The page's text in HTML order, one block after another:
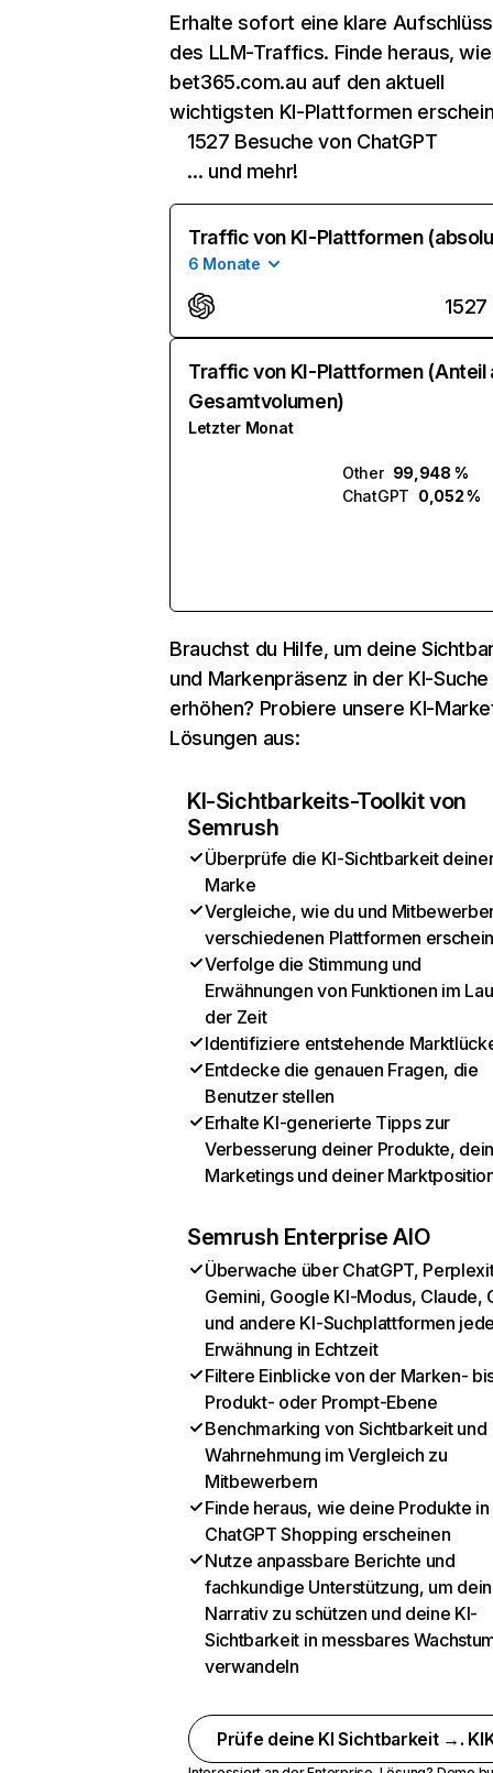
Erhalte sofort eine klare
des LLM-Traffics. Finde heraus, wie
bet365.com.au auf den aktuell
wichtigsten KI-Plattformen
1527 Besuche von ChatGPT
… und mehr!
Traffic von KI-Plattformen
6 Monate
1527
Traffic von KI-Plattformen (Anteil
Gesamtvolumen)
Letzter Monat
Other 99,948 %
ChatGPT 0,052 %
Brauchst du Hilfe, um deine
und Markenpräsenz in der KI-Suche
erhöhen? Probiere unsere KI-
Lösungen aus:
KI-Sichtbarkeits-Toolkit von
Semrush
Überprüfe die KI-Sichtbarkeit
Marke
Vergleiche, wie du und
verschiedenen Plattformen
Verfolge die Stimmung und
Erwähnungen von Funktionen im
der Zeit
Identifiziere entstehende
Entdecke die genauen Fragen, die
Benutzer stellen
Erhalte KI-generierte Tipps zur
Verbesserung deiner Produkte,
Marketings und deiner
Semrush Enterprise AIO
Überwache über ChatGPT,
Gemini, Google KI-Modus, Claude,
und andere KI-Suchplattformen
Erwähnung in Echtzeit
Filtere Einblicke von der Marken-
Produkt- oder Prompt-Ebene
Benchmarking von Sichtbarkeit und
Wahrnehmung im Vergleich zu
Mitbewerbern
Finde heraus, wie deine Produkte in
ChatGPT Shopping erscheinen
Nutze anpassbare Berichte und
fachkundige Unterstützung, um dein
Narrativ zu schützen und deine KI-
Sichtbarkeit in messbares
verwandeln
Prüfe deine KI Sichtbarkeit →.